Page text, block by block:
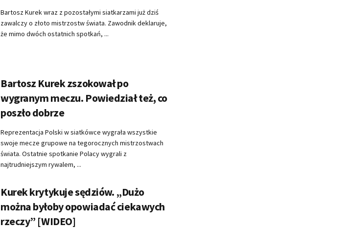
Bartosz Kurek wraz z pozostałymi siatkarzami już dziś
zawalczy o złoto mistrzostw świata. Zawodnik deklaruje,
że mimo dwóch ostatnich spotkań, ...
Bartosz Kurek zszokował po
wygranym meczu. Powiedział też, co
poszło dobrze
Reprezentacja Polski w siatkówce wygrała wszystkie
swoje mecze grupowe na tegorocznych mistrzostwach
świata. Ostatnie spotkanie Polacy wygrali z
najtrudniejszym rywalem, ...
Kurek krytykuje sędziów. „Dużo
można byłoby opowiadać ciekawych
rzeczy” [WIDEO]